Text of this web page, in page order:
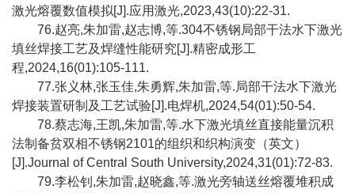
激光熔覆数值模拟[J].应用激光,2023,43(10):22-31.
76.赵亮,朱加雷,赵志博,等.304不锈钢局部干法水下激光
填丝焊接工艺及焊缝性能研究[J].精密成形工
程,2024,16(01):105-111.
77.张义林,张玉佳,朱勇辉,朱加雷,等.局部干法水下激光
焊接装置研制及工艺试验[J].电焊机,2024,54(01):50-54.
78.蔡志海,王凯,朱加雷,等.水下激光填丝直接能量沉积
法制备贫双相不锈钢2101的组织和织构演变（英文）
[J].Journal of Central South University,2024,31(01):72-83.
79.李松钊 ,朱加雷,赵晓鑫,等.激光旁轴送丝熔覆堆积成